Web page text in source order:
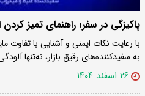
پاکیزگی در سفر؛ راهنمای تمیز کردن
با رعایت نکات ایمنی و آشنایی با
به سفیدکننده‌های رقیق بازار، نه‌تنها
۲۶ اسفند ۱۴۰۴